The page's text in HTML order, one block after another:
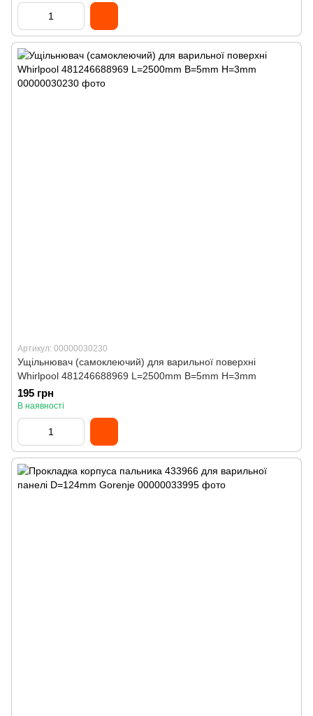
Артикул: 00000030230
Ущільнювач (самоклеючий) для варильної поверхні
Whirlpool 481246688969 L=2500mm B=5mm H=3mm
195 грн
В наявності